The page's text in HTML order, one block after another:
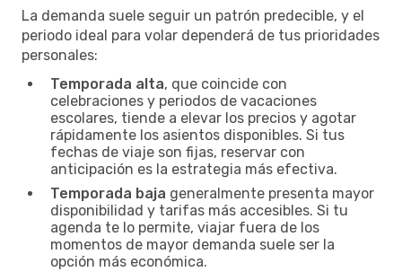
La demanda suele seguir un patrón predecible, y el
periodo ideal para volar dependerá de tus prioridades
personales:
Temporada alta, que coincide con
celebraciones y periodos de vacaciones
escolares, tiende a elevar los precios y agotar
rápidamente los asientos disponibles. Si tus
fechas de viaje son fijas, reservar con
anticipación es la estrategia más efectiva.
Temporada baja generalmente presenta mayor
disponibilidad y tarifas más accesibles. Si tu
agenda te lo permite, viajar fuera de los
momentos de mayor demanda suele ser la
opción más económica.